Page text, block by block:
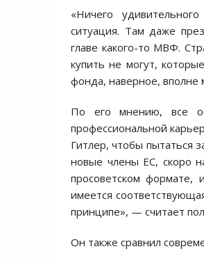
«Ничего
ситуация. Там даже
главе какого-то МВФ.
купить не могут,
фонда, наверное, вполне
По его мнению, все
профессиональной
Гитлер, чтобы пытаться
новые члены ЕС, скоро
просоветском формате,
имеется
принципе», — считает
Он также сравнил